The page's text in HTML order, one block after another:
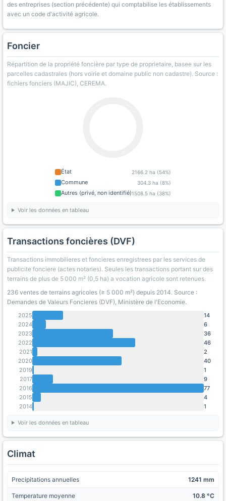
des entreprises (section précédente) qui comptabilise les établissements
avec un code d'activité agricole.
Foncier
Répartition de la propriété foncière par type de proprietaire, basee sur les
parcelles cadastrales (hors voirie et domaine public non cadastre). Source :
fichiers fonciers (MAJIC), CEREMA.
État 2166.2 ha (54%)
Commune 304.3 ha (8%)
Autres (privé, non identifié)1508.5 ha (38%)
Voir les données en tableau
Transactions foncières (DVF)
Transactions immobilieres et foncieres enregistrees par les services de
publicite fonciere (actes notaries). Seules les transactions portant sur des
terrains de plus de 5 000 m² (0,5 ha) a vocation agricole sont retenues.
236 ventes de terrains agricoles (≥ 5 000 m²) depuis 2014. Source :
Demandes de Valeurs Foncieres (DVF), Ministère de l'Economie.
2025
14
2024
6
2023
36
2022
46
2021
2
2020
40
2019
1
2017
9
2016
77
2015
4
2014
1
Voir les données en tableau
Climat
Precipitations annuelles 1241 mm
Temperature moyenne 10.8 °C